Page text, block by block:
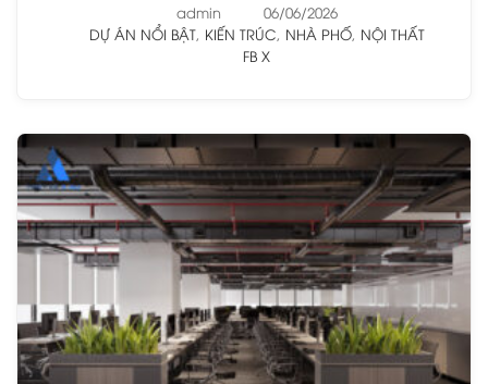
admin
06/06/2026
DỰ ÁN NỔI BẬT, KIẾN TRÚC NHÀ PHỐ, NỘI THẤT
FB X